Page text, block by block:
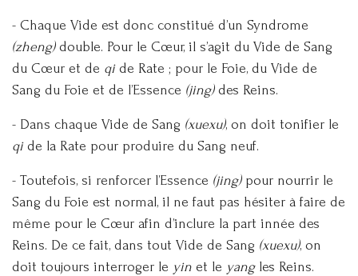
- Chaque Vide est donc constitué d’un Syndrome
(zheng)double. Pour le Cœur, il s’agit du Vide de Sang
du Cœur et de qide Rate ; pour le Foie, du Vide de
Sang du Foie et de l’Essence (jing)des Reins.
- Dans chaque Vide de Sang (xuexu), on doit tonifier le
qide la Rate pour produire du Sang neuf.
- Toutefois, si renforcer l’Essence (jing)pour nourrir le
Sang du Foie est normal, il ne faut pas hésiter à faire de
même pour le Cœur afin d’inclure la part innée des
Reins. De ce fait, dans tout Vide de Sang (xuexu), on
doit toujours interroger le yin et le yangles Reins.